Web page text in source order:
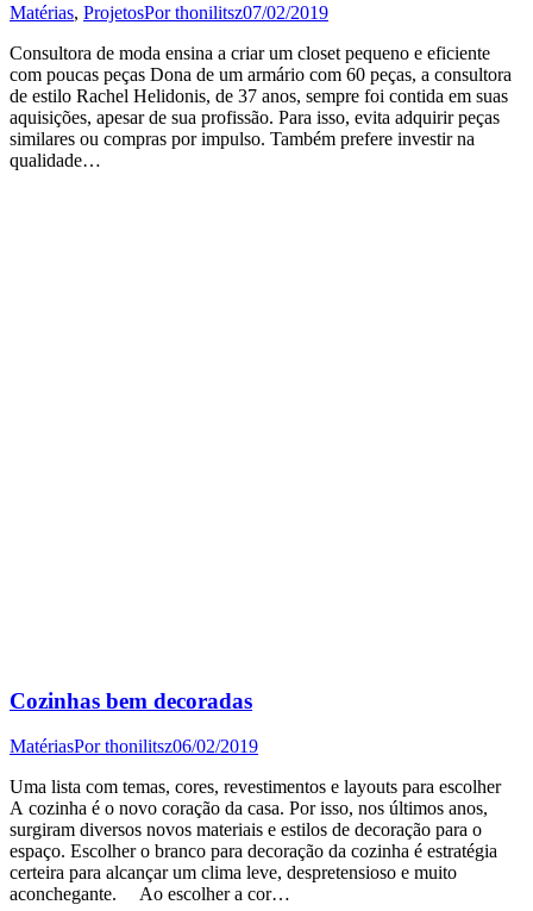
Matérias, ProjetosPorthonilitsz07/02/2019
Consultora de moda ensina a criar um closet pequeno e eficiente
com poucas peças Dona de um armário com 60 peças, a consultora
de estilo Rachel Helidonis, de 37 anos, sempre foi contida em suas
aquisições, apesar de sua profissão. Para isso, evita adquirir peças
similares ou compras por impulso. Também prefere investir na
qualidade…
Cozinhas bem decoradas
MatériasPorthonilitsz06/02/2019
Uma lista com temas, cores, revestimentos e layouts para escolher
A cozinha é o novo coração da casa. Por isso, nos últimos anos,
surgiram diversos novos materiais e estilos de decoração para o
espaço. Escolher o branco para decoração da cozinha é estratégia
certeira para alcançar um clima leve, despretensioso e muito
aconchegante. Ao escolher a cor…